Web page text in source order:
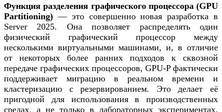
Функция разделения графического процессора (GPU
Partitioning) — это совершенно новая разработка в
Server 2025. Она позволяет распределять один
физический графический процессор между
несколькими виртуальными машинами, и, в отличие
от некоторых более ранних подходов к сквозной
передаче графических процессоров, GPU-P фактически
поддерживает миграцию в реальном времени и
кластеризацию с резервированием. Это делает её
пригодной для использования в производственных
средах, а не только в лабораторных экспериментах.